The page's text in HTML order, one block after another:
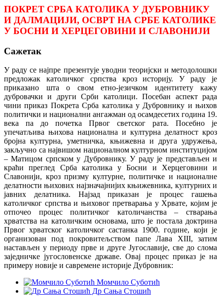
ПОКРЕТ СРБА КАТОЛИКА У ДУБРОВНИКУ
И ДАЛМАЦИЈИ, ОСВРТ НА СРБЕ КАТОЛИКЕ
У БОСНИ И ХЕРЦЕГОВИНИ И СЛАВОНИЈИ
Сажетак
У раду се најпре презентује уводни теоријски и методолошки
предложак католичког српства кроз историју. У раду је
приказано шта о свом етно-језичком идентитету кажу
дубровачки и други Срби католици. Посебан аспект рада
чини приказ Покрета Срба католика у Дубровнику и њихов
политички и национални ангажман од осамдесетих година 19.
века па до почетка Првог светског рата. Посебно је
упечатљива њихова национална и културна делатност кроз
бројна културна, уметничка, књижевна и друга удружења,
закључно са највишом националном културном институцијом
– Матицом српском у Дубровнику. У раду је представљен и
краћи преглед Срба католика у Босни и Херцеговини и
Славонији, кроз призму културне, политичке и националне
делатности њихових најзначајнијих књижевника, културних и
јавних делатника. Најзад приказан је процес гашења
католичког српства и њиховог претварања у Хрвате, којим је
отпочео процес политичког католичанства – стварања
хрватства на католичким основама, што је постала доктрина
Првог хрватског католичког састанка 1900. године, који је
организован под покровитељством папе Лава XIII, затим
настављен у периоду прве и друге Југославије, све до слома
заједничке југословенске државе. Овај процес приказ је на
примеру новије и савремене историје Дубровник:
Момчило Суботић
Др Сања Стошић